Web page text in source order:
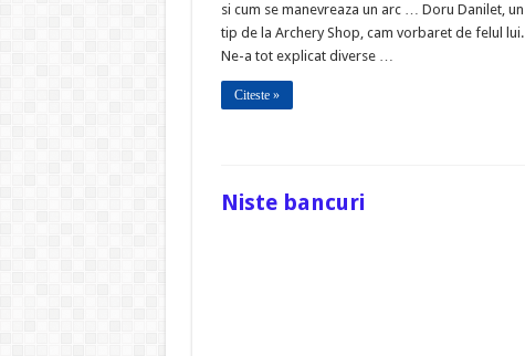
si cum se manevreaza un arc … Doru Danilet, un
tip de la Archery Shop, cam vorbaret de felul lui.
Ne-a tot explicat diverse …
Citeste »
Niste bancuri